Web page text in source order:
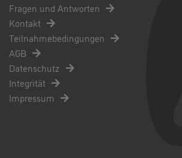
Fragen und Antworten
Kontakt
Teilnahmebedingungen
AGB
Datenschutz
Integrität
Impressum